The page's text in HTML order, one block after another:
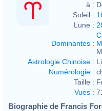
à :
Soleil :
Lune :
Dominantes :
Astrologie Chinoise :
Numérologie :
Taille :
Vues :
Biographie de Francis